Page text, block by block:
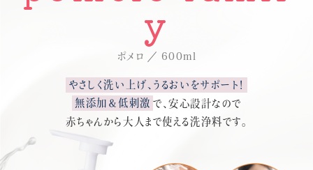
y
ポメロ 600ml
やさしく洗い上げ、うるおいをサポート！
無添加＆低刺激 で、安心設計なので
赤ちゃんから大人まで使える洗浄料です。